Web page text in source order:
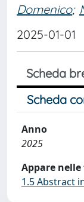
Domenico;
2025-01-01
Scheda
Scheda
Anno
2025
Appare
1.5 Abstract